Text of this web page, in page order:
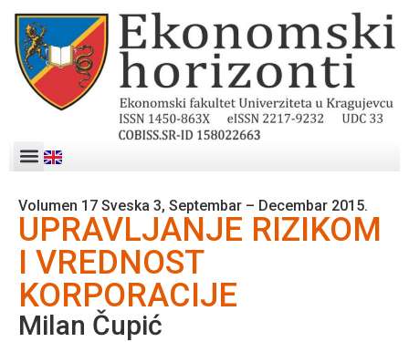
Volumen 17 Sveska 3, Septembar – Decembar 2015.
UPRAVLJANJE RIZIKOM
I VREDNOST
KORPORACIJE
Milan Čupić